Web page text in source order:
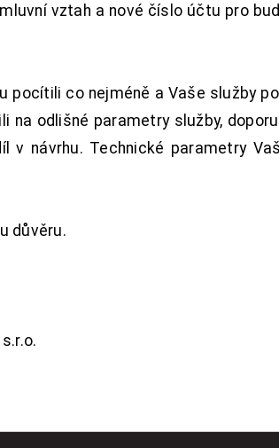
vztah a nové číslo účtu pro
pocítili co nejméně a Vaše služby
na odlišné parametry služby,
v návrhu. Technické parametry
důvěru.